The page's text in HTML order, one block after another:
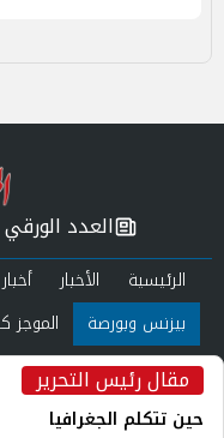
مقال رئيس التحرير
حين تتكلم الجغرافيا
العدد الورقي
الرئيسية الأخبار
بيزنس وبورصة
الموجز
صحة وجمال
عرب وعالم
العدد الورقي